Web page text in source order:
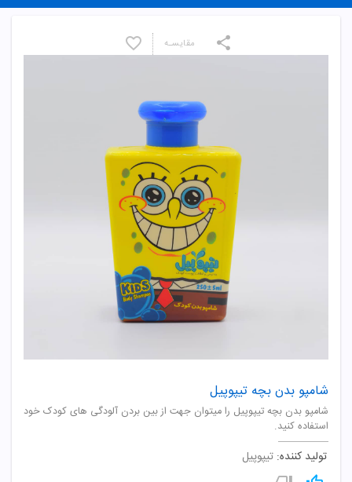
شامپو بدن بچه تیپوپیل
شامپو بدن بچه تیپوپیل را میتوان جهت از بین بردن آلودگی های کودک خود
استفاده کنید.
تولید کننده: تیپوپیل
مقایسـه